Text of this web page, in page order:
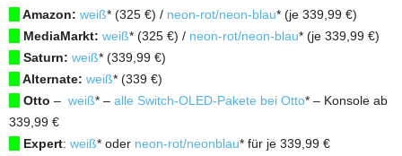
Amazon: weiß* (325 €) / neon-rot/neon-blau* (je 339,99 €)
MediaMarkt: weiß* (325 €) / neon-rot/neon-blau* (je 339,99 €)
Saturn: weiß* (339,99 €)
Alternate: weiß* (339 €)
Otto – weiß* – alle Switch-OLED-Pakete bei Otto* – Konsole ab
339,99 €
Expert: weiß* oder neon-rot/neonblau* für je 339,99 €